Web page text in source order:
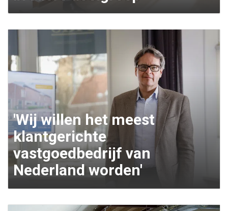
'Wij willen het meest
klantgerichte
vastgoedbedrijf van
Nederland worden'